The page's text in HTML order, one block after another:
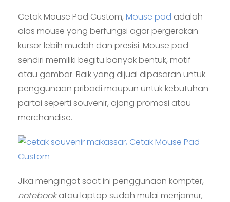
Cetak Mouse Pad Custom, Mouse pad adalah
alas mouse yang berfungsi agar pergerakan
kursor lebih mudah dan presisi. Mouse pad
sendiri memiliki begitu banyak bentuk, motif
atau gambar. Baik yang dijual dipasaran untuk
penggunaan pribadi maupun untuk kebutuhan
partai seperti souvenir, ajang promosi atau
merchandise.
Jika mengingat saat ini penggunaan kompter,
notebookatau laptop sudah mulai menjamur,